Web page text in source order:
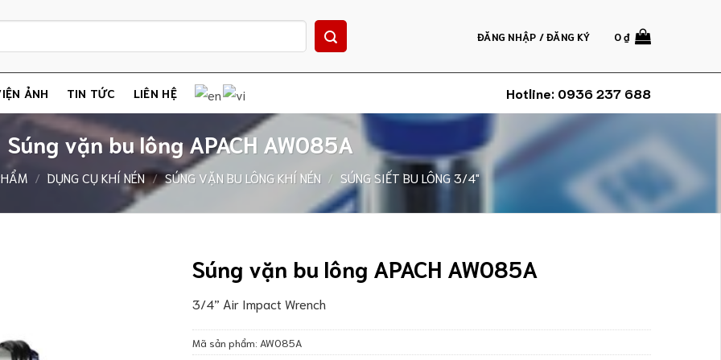
ĐĂNG NHẬP / ĐĂNG KÝ 0₫
ẢNH TIN TỨC LIÊN HỆ Hotline: 0936 237 688
Súng vặn bu lông APACH AW085A
/ DỤNG CỤ KHÍ NÉN / SÚNG VẶN BU LÔNG KHÍ NÉN / SÚNG SIẾT BU LÔNG 3/4"
Súng vặn bu lông APACH AW085A
3/4” Air Impact Wrench
Mã sản phẩm: AW085A